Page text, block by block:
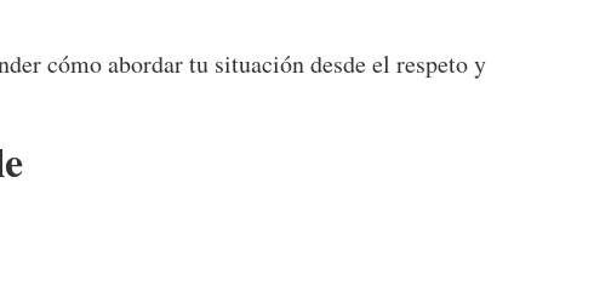
cómo abordar tu situación desde el respeto y